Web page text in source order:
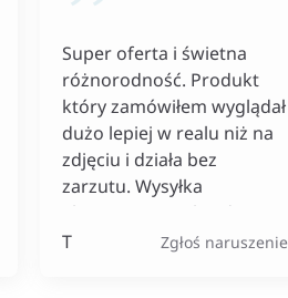
Super oferta i świetna
różnorodność. Produkt
który zamówiłem wyglądał
dużo lepiej w realu niż na
zdjęciu i działa bez
zarzutu. Wysyłka
ekspresowa co bardzo
doceniam.
T Zgłoś naruszenie